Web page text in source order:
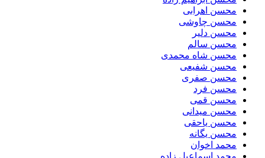
محسن اهرابی
محسن چاوشی
محسن دلیر
محسن سالم
محسن شاه محمدی
محسن شفیعی
محسن صفری
محسن فرد
محسن قمی
محسن میدانی
محسن یاحقی
محسن یگانه
محمد اخوان
محمد اسماعیل زاده